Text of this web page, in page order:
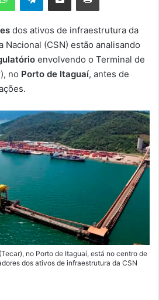
dos ativos de infraestrutura da
Nacional (CSN) estão analisando
envolvendo o Terminal de
no Porto de Itaguaí, antes de
no Porto de Itaguaí, está no centro de
dos ativos de infraestrutura da CSN